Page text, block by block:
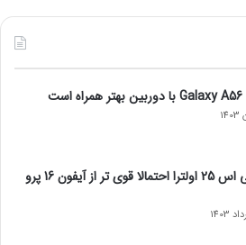
گلکسی اس 25 اولترا احتمالا قوی تر از آیفون 16 پرو